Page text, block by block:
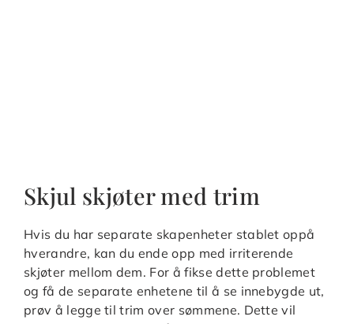
Skjul skjøter med trim
Hvis du har separate skapenheter stablet oppå
hverandre, kan du ende opp med irriterende
skjøter mellom dem. For å fikse dette problemet
og få de separate enhetene til å se innebygde ut,
prøv å legge til trim over sømmene. Dette vil